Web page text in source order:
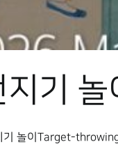
지기
기 놀이Target-